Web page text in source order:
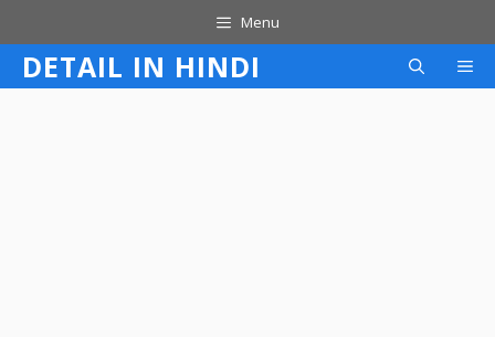
to
content
Menu
DETAIL IN HINDI